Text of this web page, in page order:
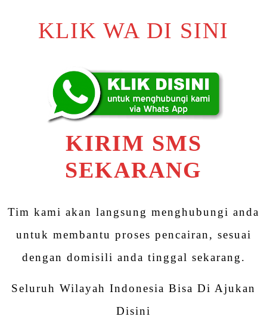
KLIK WA DI SINI
KIRIM SMS
SEKARANG
Tim kami akan langsung menghubungi anda
untuk membantu proses pencairan, sesuai
dengan domisili anda tinggal sekarang.
Seluruh Wilayah Indonesia Bisa Di Ajukan
Disini